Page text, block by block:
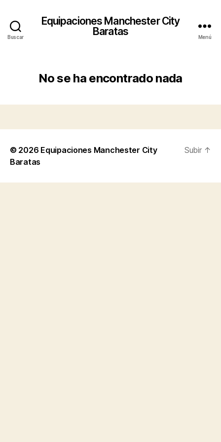
Buscar
Equipaciones Manchester City
Baratas
Menú
No se ha encontrado nada
© 2026 Equipaciones Manchester City
Baratas
Subir ↑